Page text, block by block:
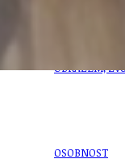
OBRAZEM,
OSOBNOST